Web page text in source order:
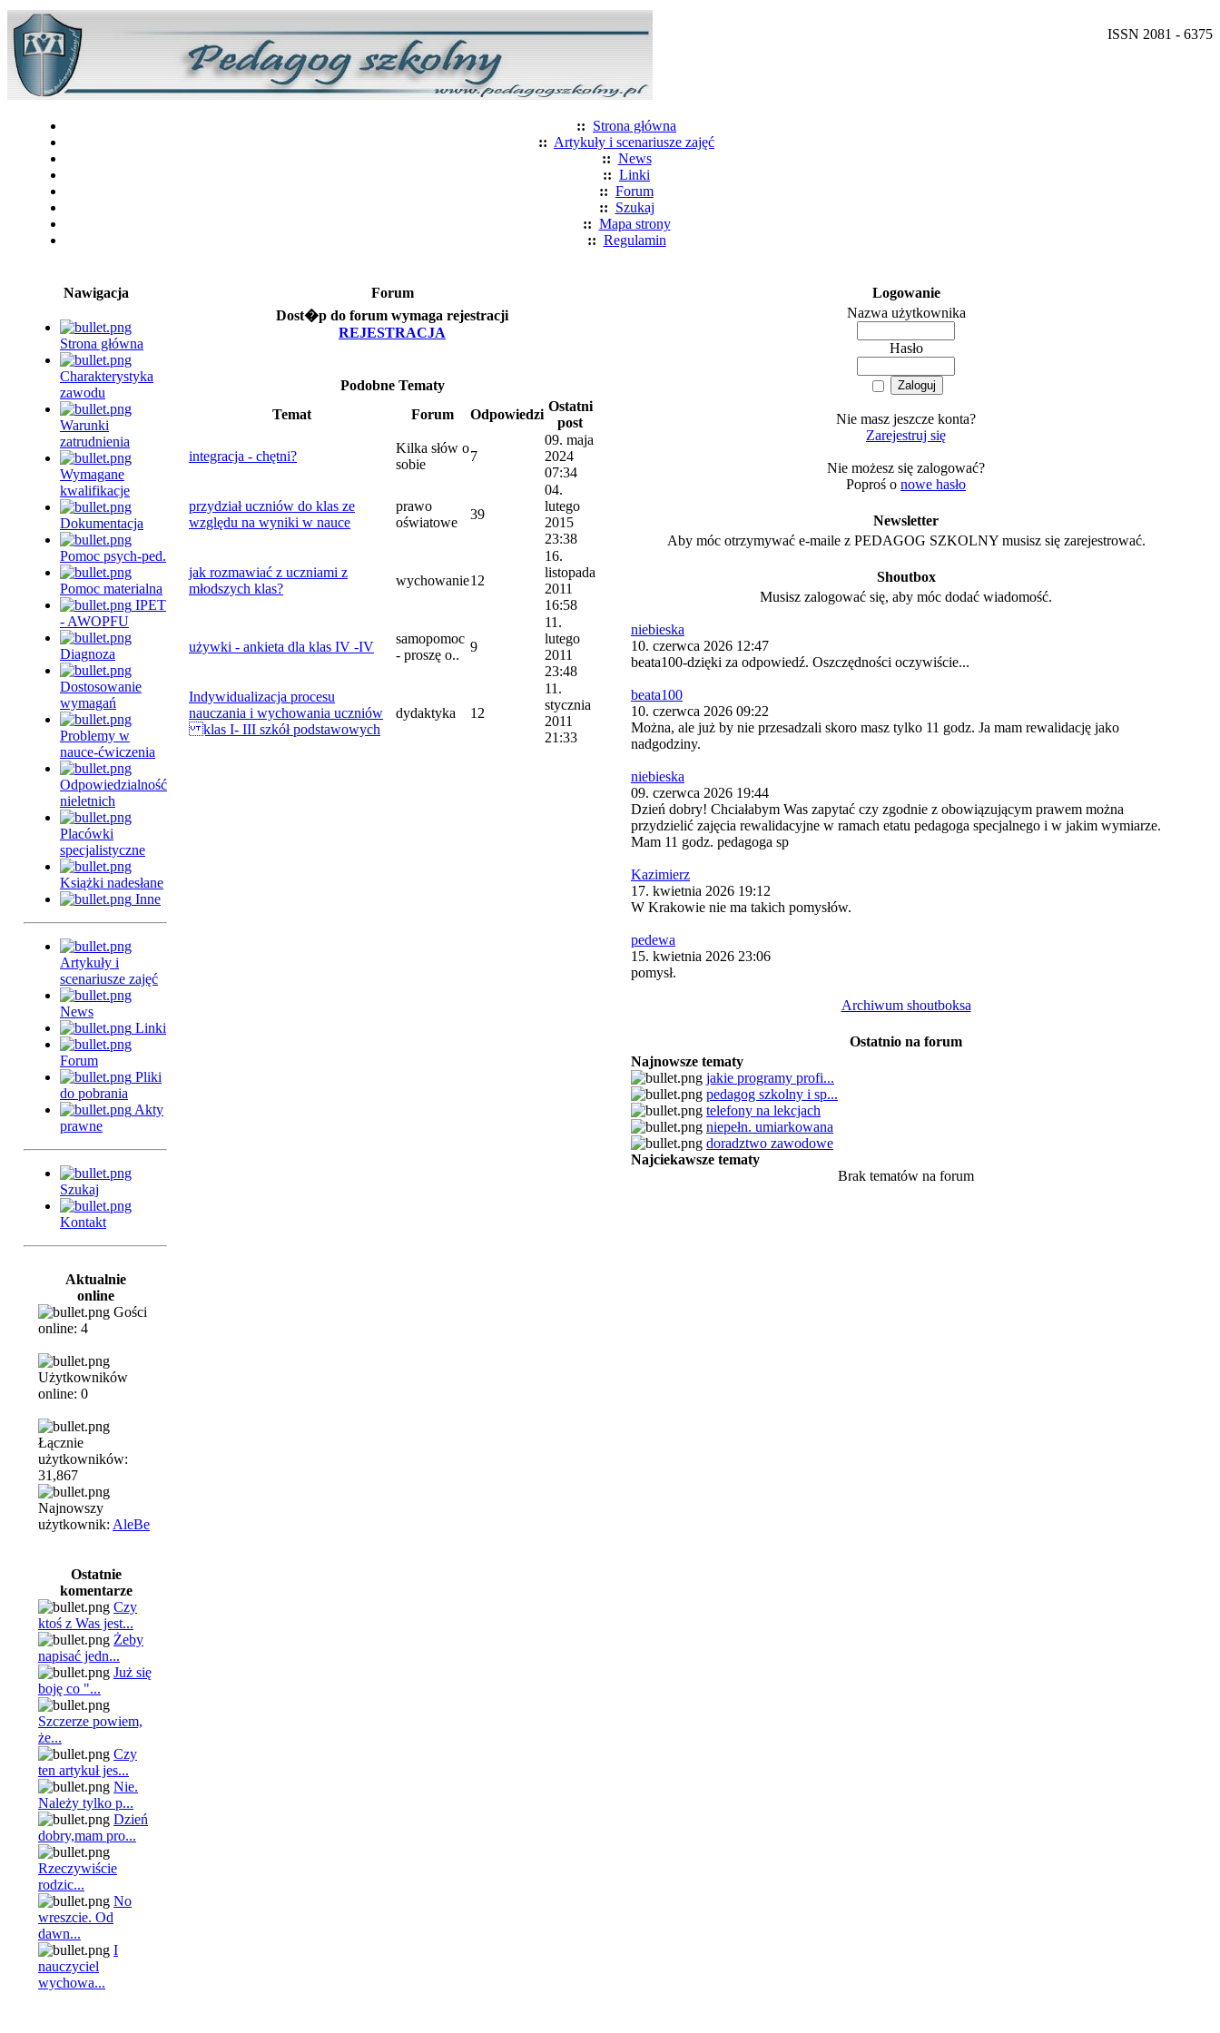
ISSN 2081 - 6375
:: Strona główna
:: Artykuły i scenariusze zajęć
:: News
:: Linki
:: Forum
:: Szukaj
:: Mapa strony
:: Regulamin
Nawigacja
Strona główna
Charakterystyka
zawodu
Warunki
zatrudnienia
Wymagane
kwalifikacje
Dokumentacja
Pomoc psych-ped.
Pomoc materialna
IPET
- AWOPFU
Diagnoza
Dostosowanie
wymagań
Problemy w
nauce-ćwiczenia
Odpowiedzialność
nieletnich
Placówki
specjalistyczne
Książki nadesłane
Inne
Artykuły i
scenariusze zajęć
News
Linki
Forum
Pliki
do pobrania
Akty
prawne
Szukaj
Kontakt
Aktualnie
online
Gości
online: 4
Użytkowników
online: 0
Łącznie
użytkowników:
31,867
Najnowszy
użytkownik: AleBe
Ostatnie
komentarze
Czy
ktoś z Was jest...
Żeby
napisać jedn...
Już się
boję co "...
Szczerze powiem,
że...
Czy
ten artykuł jes...
Nie.
Należy tylko p...
Dzień
dobry,mam pro...
Rzeczywiście
rodzic...
No
wreszcie. Od
dawn...
I
nauczyciel
wychowa...
Forum
Dost�p do forum wymaga rejestracji
REJESTRACJA
Podobne Tematy
Temat
Forum Odpowiedzi
Ostatni
post
integracja - chętni?
Kilka słów o
sobie
7
09. maja
2024
07:34
przydział uczniów do klas ze
względu na wyniki w nauce
prawo
oświatowe
39
04.
lutego
2015
23:38
jak rozmawiać z uczniami z
młodszych klas?
wychowanie12
16.
listopada
2011
16:58
używki - ankieta dla klas IV -IV
samopomoc
- proszę o..
9
11.
lutego
2011
23:48
Indywidualizacja procesu
nauczania i wychowania uczniów
klas I- III szkół podstawowych
dydaktyka 12
11.
stycznia
2011
21:33
Logowanie
Nazwa użytkownika
Hasło
Nie masz jeszcze konta?
Zarejestruj się
Nie możesz się zalogować?
Poproś o nowe hasło
Newsletter
Aby móc otrzymywać e-maile z PEDAGOG SZKOLNY musisz się zarejestrować.
Shoutbox
Musisz zalogować się, aby móc dodać wiadomość.
niebieska
10. czerwca 2026 12:47
beata100-dzięki za odpowiedź. Oszczędności oczywiście...
beata100
10. czerwca 2026 09:22
Można, ale już by nie przesadzali skoro masz tylko 11 godz. Ja mam rewalidację jako
nadgodziny.
niebieska
09. czerwca 2026 19:44
Dzień dobry! Chciałabym Was zapytać czy zgodnie z obowiązującym prawem można
przydzielić zajęcia rewalidacyjne w ramach etatu pedagoga specjalnego i w jakim wymiarze.
Mam 11 godz. pedagoga sp
Kazimierz
17. kwietnia 2026 19:12
W Krakowie nie ma takich pomysłów.
pedewa
15. kwietnia 2026 23:06
pomysł.
Archiwum shoutboksa
Ostatnio na forum
Najnowsze tematy
jakie programy profi...
pedagog szkolny i sp...
telefony na lekcjach
niepełn. umiarkowana
doradztwo zawodowe
Najciekawsze tematy
Brak tematów na forum